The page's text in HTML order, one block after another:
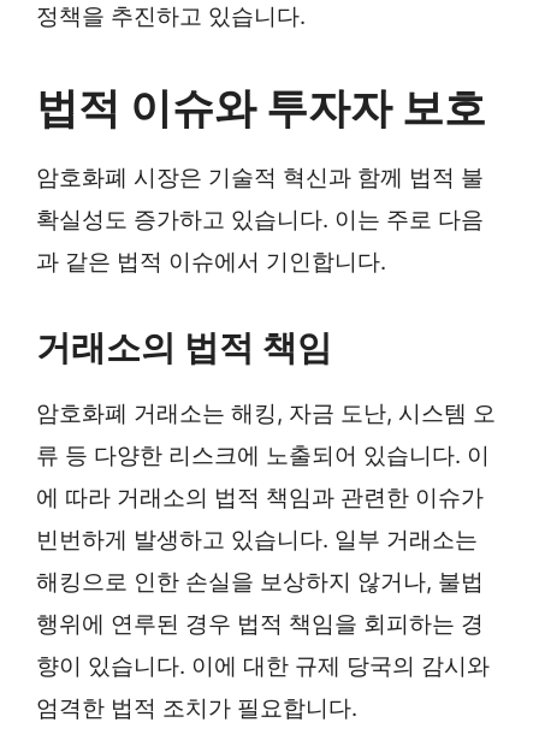
정책을 추진하고 있습니다.
법적 이슈와 투자자 보호
암호화폐 시장은 기술적 혁신과 함께 법적 불
확실성도 증가하고 있습니다. 이는 주로 다음
과 같은 법적 이슈에서 기인합니다.
거래소의 법적 책임
암호화폐 거래소는 해킹, 자금 도난, 시스템 오
류 등 다양한 리스크에 노출되어 있습니다. 이
에 따라 거래소의 법적 책임과 관련한 이슈가
빈번하게 발생하고 있습니다. 일부 거래소는
해킹으로 인한 손실을 보상하지 않거나, 불법
행위에 연루된 경우 법적 책임을 회피하는 경
향이 있습니다. 이에 대한 규제 당국의 감시와
엄격한 법적 조치가 필요합니다.